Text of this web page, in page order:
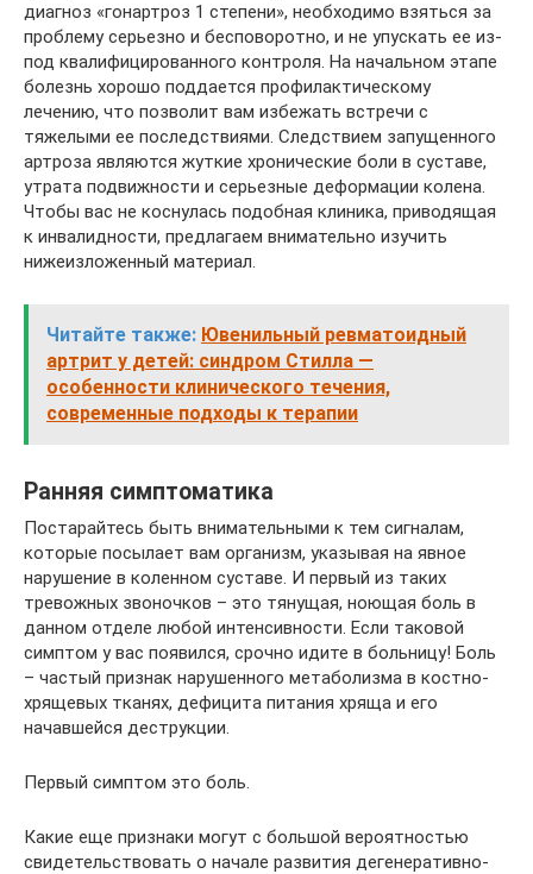
диагноз «гонартроз 1 степени», необходимо взяться за
проблему серьезно и бесповоротно, и не упускать ее из-
под квалифицированного контроля. На начальном этапе
болезнь хорошо поддается профилактическому
лечению, что позволит вам избежать встречи с
тяжелыми ее последствиями. Следствием запущенного
артроза являются жуткие хронические боли в суставе,
утрата подвижности и серьезные деформации колена.
Чтобы вас не коснулась подобная клиника, приводящая
к инвалидности, предлагаем внимательно изучить
нижеизложенный материал.
Читайте также: Ювенильный ревматоидный
артрит у детей: синдром Стилла —
особенности клинического течения,
современные подходы к терапии
Ранняя симптоматика
Постарайтесь быть внимательными к тем сигналам,
которые посылает вам организм, указывая на явное
нарушение в коленном суставе. И первый из таких
тревожных звоночков – это тянущая, ноющая боль в
данном отделе любой интенсивности. Если таковой
симптом у вас появился, срочно идите в больницу! Боль
– частый признак нарушенного метаболизма в костно-
хрящевых тканях, дефицита питания хряща и его
начавшейся деструкции.
Первый симптом это боль.
Какие еще признаки могут с большой вероятностью
свидетельствовать о начале развития дегенеративно-